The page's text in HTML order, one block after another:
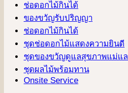
ช่อดอกไม้กินได้
ของขวัญรับปริญญา
ช่อดอกไม้กินได้
ชุดช่อดอกไม้แสดงความยินดี
ชุดของขวัญดูแลสุขภาพแม่แล
ชุดผลไม้พร้อมทาน
Onsite Service